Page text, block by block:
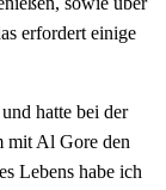
erfordert einige
hatte bei der
mit Al Gore den
Lebens habe ich